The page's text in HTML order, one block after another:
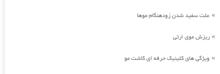
» علت سفید شدن زودهنگام موها
» ریزش موی ارثی
» ویژگی های کلینیک حرفه ای کاشت مو